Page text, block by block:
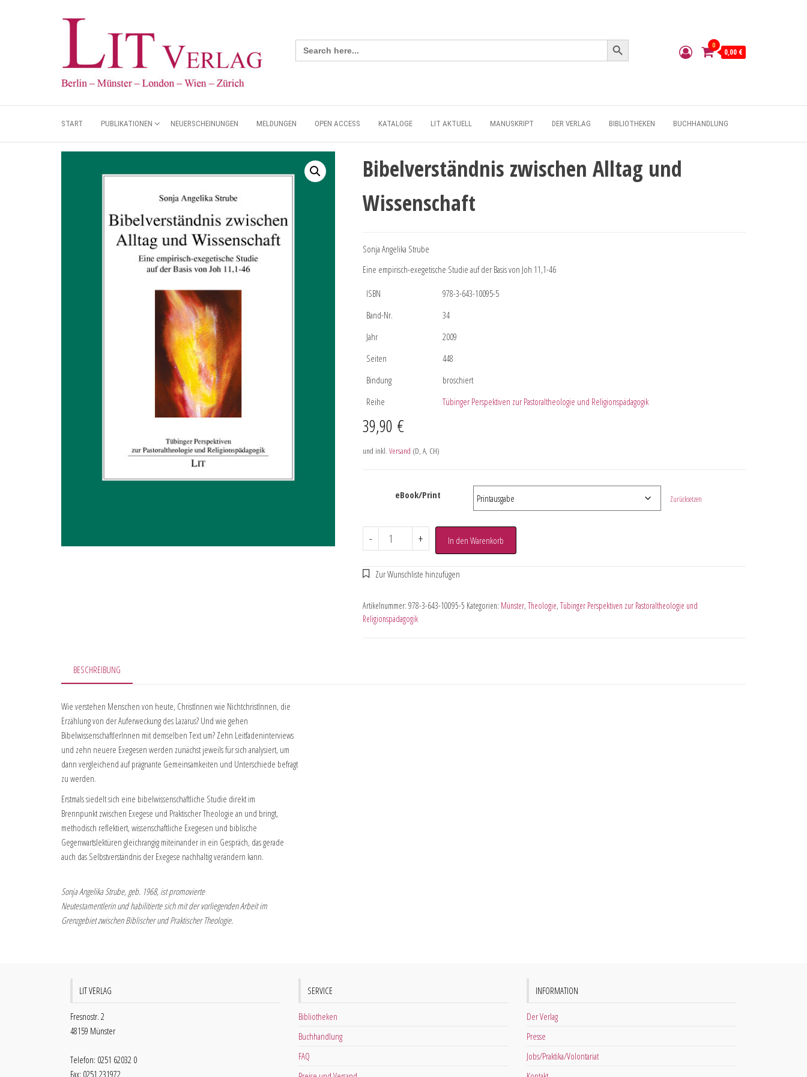
Search
for:
Search Button
0
0,00 €
START PUBLIKATIONEN NEUERSCHEINUNGEN MELDUNGEN OPEN ACCESS KATALOGE LIT AKTUELL MANUSKRIPT DER VERLAG BIBLIOTHEKEN BUCHHANDLUNG
Bibelverständnis zwischen Alltag und
Wissenschaft
Sonja Angelika Strube
Eine empirisch-exegetische Studie auf der Basis von Joh 11,1-46
ISBN
978-3-643-10095-5
Band-Nr.
34
Jahr
2009
Seiten
448
Bindung
broschiert
Reihe
Tübinger Perspektiven zur Pastoraltheologie und Religionspädagogik
39,90 €
und inkl. Versand (D, A, CH)
eBook/Print Zurücksetzen
- + In den Warenkorb
Artikelnummer: 978-3-643-10095-5 Kategorien: Münster, Theologie, Tübinger Perspektiven zur Pastoraltheologie und
Religionspädagogik
BESCHREIBUNG
Wie verstehen Menschen von heute, ChristInnen wie NichtchristInnen, die
Erzählung von der Auferweckung des Lazarus? Und wie gehen
BibelwissenschaftlerInnen mit demselben Text um? Zehn Leitfadeninterviews
und zehn neuere Exegesen werden zunächst jeweils für sich analysiert, um
dann vergleichend auf prägnante Gemeinsamkeiten und Unterschiede befragt
zu werden.
Erstmals siedelt sich eine bibelwissenschaftliche Studie direkt im
Brennpunkt zwischen Exegese und Praktischer Theologie an und bringt,
methodisch reflektiert, wissenschaftliche Exegesen und biblische
Gegenwartslektüren gleichrangig miteinander in ein Gespräch, das gerade
auch das Selbstverständnis der Exegese nachhaltig verändern kann.
Sonja Angelika Strube, geb. 1968, ist promovierte
Neutestamentlerin und habilitierte sich mit der vorliegenden Arbeit im
Grenzgebiet zwischen Biblischer und Praktischer Theologie.
LIT VERLAG
Fresnostr. 2
48159 Münster
Telefon: 0251 62032 0
Fax: 0251 231972
SERVICE
Bibliotheken
Buchhandlung
FAQ
INFORMATION
Der Verlag
Presse
Jobs/Praktika/Volontariat